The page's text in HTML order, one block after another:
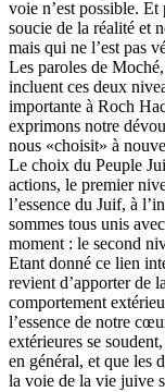
voie n’est possible. Et
soucie de la réalité et
mais qui ne l’est pas
Les paroles de
incluent ces deux
importante à Roch
exprimons notre
nous «choisit» à
Le choix du Peuple
actions, le premier
l’essence du Juif, à
sommes tous unis
moment : le second
Etant donné ce lien
revient d’apporter de
comportement
l’essence de notre
extérieures se
en général, et que les
la voie de la vie juive